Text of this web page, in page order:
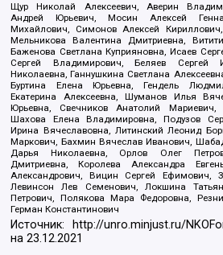
Щур Николай Алексеевич, Аверин
Андрей Юрьевич, Мосин Алексей
Михайлович, Симонов Алексей
Мельникова Валентина Дмитриевна,
Баженова Светлана Куприяновна, Исаев
Сергей Владимирович, Беляев Сергей
Николаевна, Ганнушкина Светлана
Буртина Елена Юрьевна, Гендель
Екатерина Алексеевна, Шуманов Илья
Юрьевна, Свечников Анатолий
Шахова Елена Владимировна, Подузов
Ирина Вячеславовна, Литинский Леонид
Маркович, Бахмин Вячеслав Иванович,
Дарья Николаевна, Орлов Олег
Дмитриевна, Королева Александра
Александрович, Вицин Сергей Ефимович,
Левинсон Лев Семенович, Локшина
Петрович, Полякова Мара Федоровна,
Герман Константинович
Источник: http://unro.minjust.ru/
на23.12.2021